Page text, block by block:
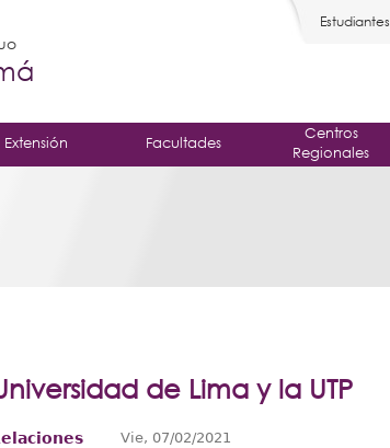
Estudiantes
Extensión Facultades
Centros
Regionales
de Lima y la UTP
Vie, 07/02/2021